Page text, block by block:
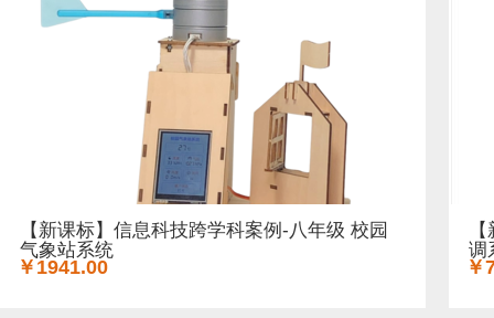
【新课标】信息科技跨学科案例-八年级 校园
气象站系统
￥1941.00
调
￥